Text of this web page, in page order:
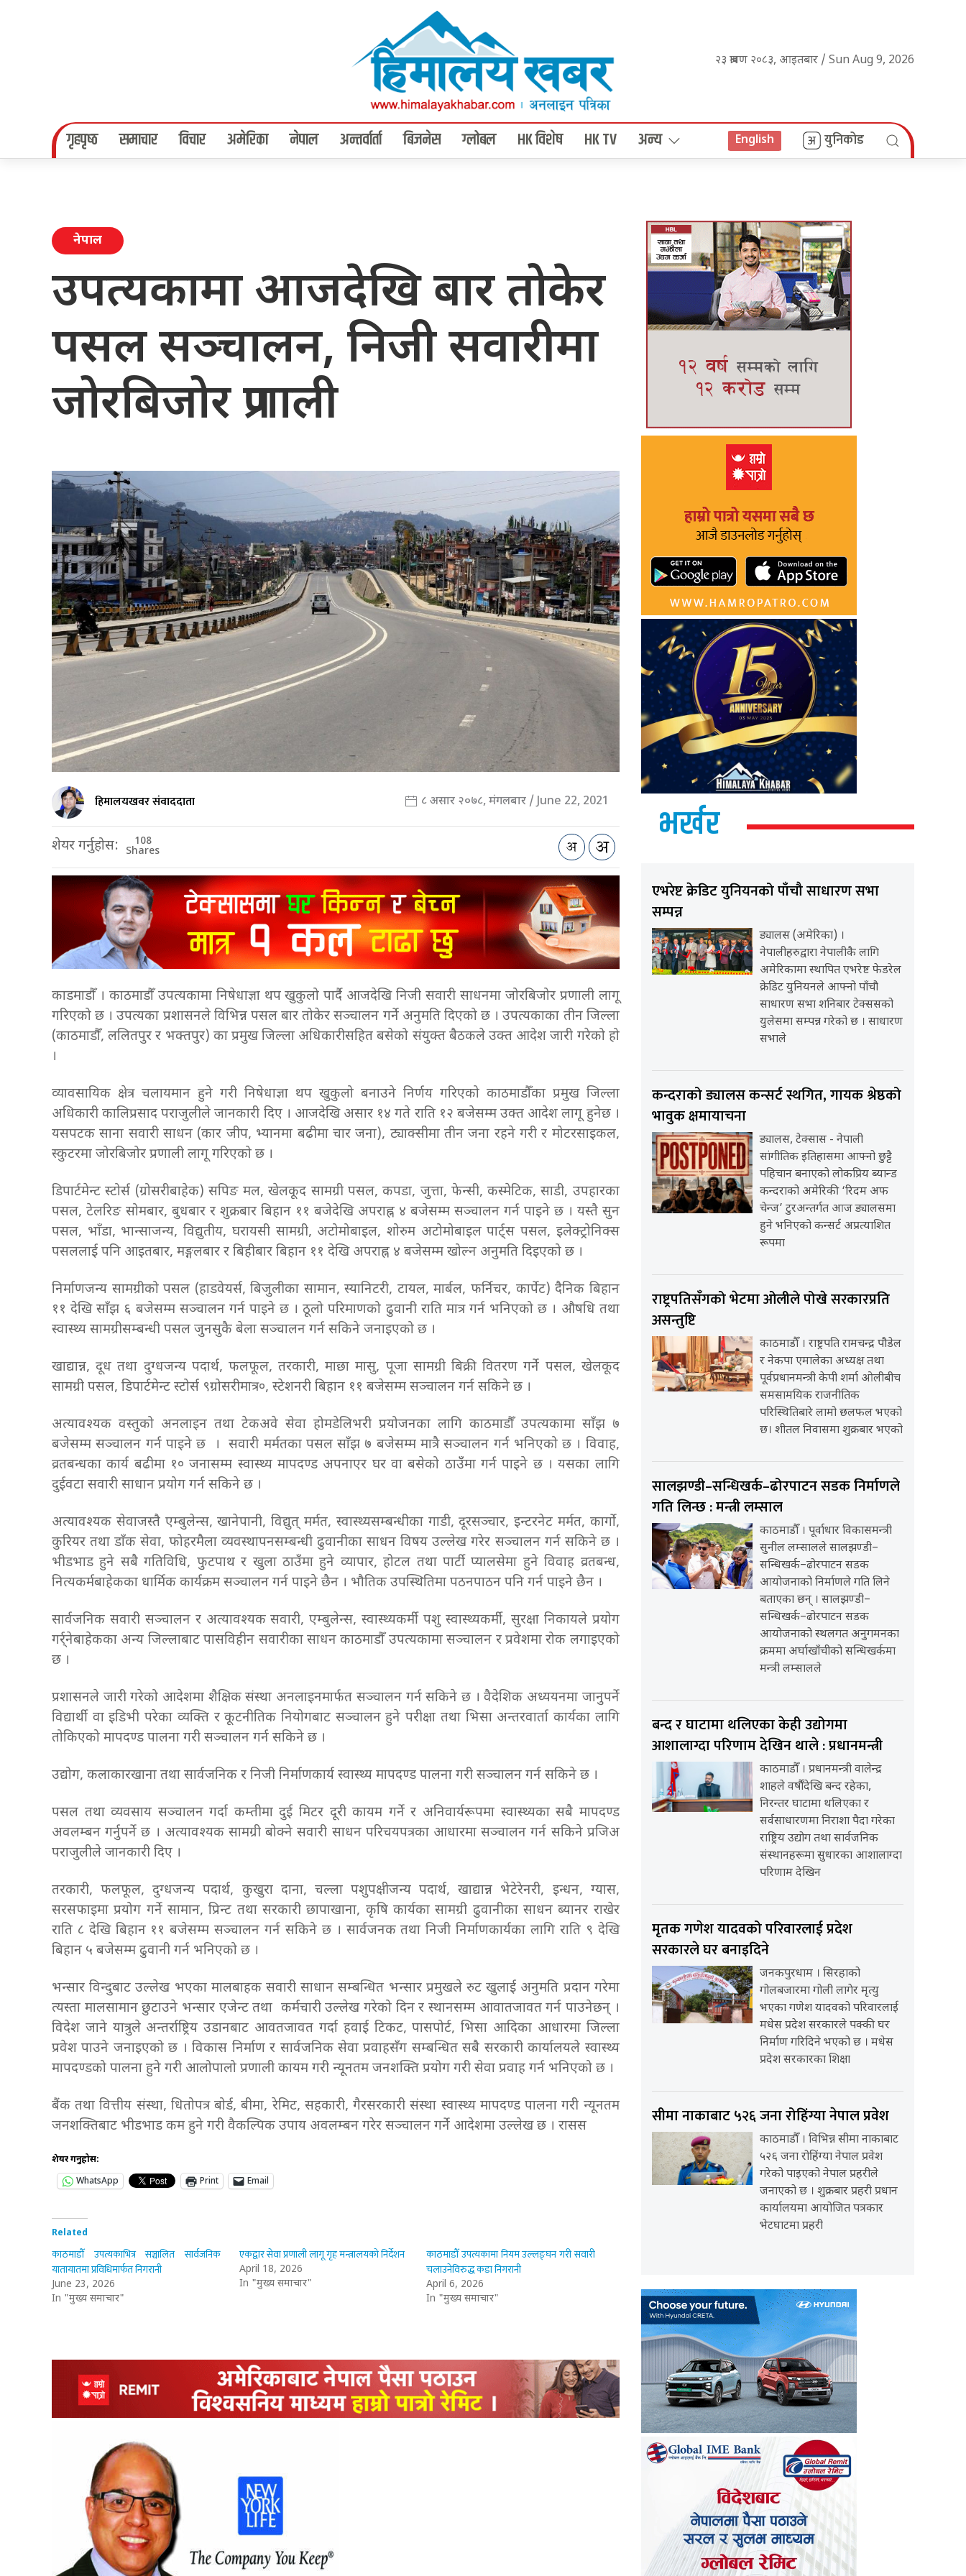
२३ श्रावण २०८३, आइतबार / Sun Aug 9, 2026
गृहपृष्‍ठ समाचार विचार अमेरिका नेपाल अन्तर्वार्ता बिजनेस ग्लोबल HK विशेष HK TV अन्य English युनिकोड
नेपाल
उपत्यकामा आजदेखि बार तोकेर
पसल सञ्चालन, निजी सवारीमा
जोरबिजोर प्रणाली
हिमालयखवर संवाददाता ८ असार २०७८, मंगलबार / June 22, 2021
शेयर गर्नुहोस: 108
Shares
काडमाडौँ । काठमाडौँ उपत्यकामा निषेधाज्ञा थप खुकुलो पार्दै आजदेखि निजी सवारी साधनमा जोरबिजोर प्रणाली लागू
गरिएको छ । उपत्यका प्रशासनले विभिन्न पसल बार तोकेर सञ्चालन गर्ने अनुमति दिएको छ । उपत्यकाका तीन जिल्ला
(काठमाडौँ, ललितपुर र भक्तपुर) का प्रमुख जिल्ला अधिकारीसहित बसेको संयुक्त बैठकले उक्त आदेश जारी गरेको हो
।
व्यावसायिक क्षेत्र चलायमान हुने गरी निषेधाज्ञा थप खुकुलो बनाउने निर्णय गरिएको काठमाडौँका प्रमुख जिल्ला
अधिकारी कालिप्रसाद पराजुलीले जानकारी दिए । आजदेखि असार १४ गते राति १२ बजेसम्म उक्त आदेश लागू हुनेछ ।
यसपटक साना सवारी साधन (कार जीप, भ्यानमा बढीमा चार जना), ट्याक्सीमा तीन जना रहने गरी र मोटरसाइकल,
स्कुटरमा जोरबिजोर प्रणाली लागू गरिएको छ ।
डिपार्टमेन्ट स्टोर्स (ग्रोसरीबाहेक) सपिङ मल, खेलकूद सामग्री पसल, कपडा, जुत्ता, फेन्सी, कस्मेटिक, साडी, उपहारका
पसल, टेलरिङ सोमबार, बुधबार र शुक्रबार बिहान ११ बजेदेखि अपराह्न ४ बजेसम्म सञ्चालन गर्न पाइने छ । यस्तै सुन
पसल, भाँडा, भान्साजन्य, विद्युतीय, घरायसी सामग्री, अटोमोबाइल, शोरुम अटोमोबाइल पार्ट्स पसल, इलेक्ट्रोनिक्स
पसललाई पनि आइतबार, मङ्गलबार र बिहीबार बिहान ११ देखि अपराह्न ४ बजेसम्म खोल्न अनुमति दिइएको छ ।
निर्माणजन्य सामग्रीको पसल (हाडवेयर्स, बिजुलीका सामान, स्यानिटरी, टायल, मार्बल, फर्निचर, कार्पेट) दैनिक बिहान
११ देखि साँझ ६ बजेसम्म सञ्चालन गर्न पाइने छ । ठूलो परिमाणको ढुवानी राति मात्र गर्न भनिएको छ । औषधि तथा
स्वास्थ्य सामग्रीसम्बन्धी पसल जुनसुकै बेला सञ्चालन गर्न सकिने जनाइएको छ ।
खाद्यान्न, दूध तथा दुग्धजन्य पदार्थ, फलफूल, तरकारी, माछा मासु, पूजा सामग्री बिक्री वितरण गर्ने पसल, खेलकूद
सामग्री पसल, डिपार्टमेन्ट स्टोर्स ९ग्रोसरीमात्र०, स्टेशनरी बिहान ११ बजेसम्म सञ्चालन गर्न सकिने छ ।
अत्यावश्यक वस्तुको अनलाइन तथा टेकअवे सेवा होमडेलिभरी प्रयोजनका लागि काठमाडौँ उपत्यकामा साँझ ७
बजेसम्म सञ्चालन गर्न पाइने छ । सवारी मर्मतका पसल साँझ ७ बजेसम्म मात्रै सञ्चालन गर्न भनिएको छ । विवाह,
व्रतबन्धका कार्य बढीमा १० जनासम्म स्वास्थ्य मापदण्ड अपनाएर घर वा बसेको ठाउँँमा गर्न पाइने छ । यसका लागि
दुईवटा सवारी साधान प्रयोग गर्न सकिने छ ।
अत्यावश्यक सेवाजस्तै एम्बुलेन्स, खानेपानी, विद्युत् मर्मत, स्वास्थ्यसम्बन्धीका गाडी, दूरसञ्चार, इन्टरनेट मर्मत, कार्गो,
कुरियर तथा डाँक सेवा, फोहरमैला व्यवस्थापनसम्बन्धी ढुवानीका साधन विषय उल्लेख गरेर सञ्चालन गर्न सकिने छ ।
भीडभाड हुने सबै गतिविधि, फुटपाथ र खुला ठाउँमा हुने व्यापार, होटल तथा पार्टी प्यालसेमा हुने विवाह व्रतबन्ध,
नित्यकर्मबाहेकका धार्मिक कार्यक्रम सञ्चालन गर्न पाइने छैन । भौतिक उपस्थितिमा पठनपाठन पनि गर्न पाइने छैन ।
सार्वजनिक सवारी सञ्चालन र अत्यावश्यक सवारी, एम्बुलेन्स, स्वास्थ्यकर्मी पशु स्वास्थ्यकर्मी, सुरक्षा निकायले प्रयोग
गर्र्नेबाहेकका अन्य जिल्लाबाट पासविहीन सवारीका साधन काठमाडौँ उपत्यकामा सञ्चालन र प्रवेशमा रोक लगाइएको
छ ।
प्रशासनले जारी गरेको आदेशमा शैक्षिक संस्था अनलाइनमार्फत सञ्चालन गर्न सकिने छ । वैदेशिक अध्ययनमा जानुपर्ने
विद्यार्थी वा इडिभी परेका व्यक्ति र कूटनीतिक नियोगबाट सञ्चालन हुने परीक्षा तथा भिसा अन्तरवार्ता कार्यका लागि
तोकिएको मापदण्ड पालना गरी सञ्चालन गर्न सकिने छ ।
उद्योग, कलाकारखाना तथा सार्वजनिक र निजी निर्माणकार्य स्वास्थ्य मापदण्ड पालना गरी सञ्चालन गर्न सकिने छ ।
पसल तथा व्यवसाय सञ्चालन गर्दा कम्तीमा दुई मिटर दूरी कायम गर्ने र अनिवार्यरूपमा स्वास्थ्यका सबै मापदण्ड
अवलम्बन गर्नुपर्ने छ । अत्यावश्यक सामग्री बोक्ने सवारी साधन परिचयपत्रका आधारमा सञ्चालन गर्न सकिने प्रजिअ
पराजुलीले जानकारी दिए ।
तरकारी, फलफूल, दुग्धजन्य पदार्थ, कुखुरा दाना, चल्ला पशुपक्षीजन्य पदार्थ, खाद्यान्न भेटेरेनरी, इन्धन, ग्यास,
सरसफाइमा प्रयोग गर्ने सामान, प्रिन्ट तथा सरकारी छापाखाना, कृषि कार्यका सामग्री ढुवानीका साधन ब्यानर राखेर
राति ८ देखि बिहान ११ बजेसम्म सञ्चालन गर्न सकिने छ । सार्वजनक तथा निजी निर्माणकार्यका लागि राति ९ देखि
बिहान ५ बजेसम्म ढुवानी गर्न भनिएको छ ।
भन्सार विन्दुबाट उल्लेख भएका मालबाहक सवारी साधान सम्बन्धित भन्सार प्रमुखले रुट खुलाई अनुमति प्रदान गरेमा
त्यस्ता मालसामान छुटाउने भन्सार एजेन्ट तथा कर्मचारी उल्लेख गरेको दिन र स्थानसम्म आवातजावत गर्न पाउनेछन् ।
विदेश जाने यात्रुले अन्तर्राष्ट्रिय उडानबाट आवतजावत गर्दा हवाई टिकट, पासपोर्ट, भिसा आदिका आधारमा जिल्ला
प्रवेश पाउने जनाइएको छ । विकास निर्माण र सार्वजनिक सेवा प्रवाहसँग सम्बन्धित सबै सरकारी कार्यालयले स्वास्थ्य
मापदण्डको पालना हुने गरी आलोपालो प्रणाली कायम गरी न्यूनतम जनशक्ति प्रयोग गरी सेवा प्रवाह गर्न भनिएको छ ।
बैंक तथा वित्तीय संस्था, धितोपत्र बोर्ड, बीमा, रेमिट, सहकारी, गैरसरकारी संस्था स्वास्थ्य मापदण्ड पालना गरी न्यूनतम
जनशक्तिबाट भीडभाड कम हुने गरी वैकल्पिक उपाय अवलम्बन गरेर सञ्चालन गर्ने आदेशमा उल्लेख छ । रासस
शेयर गर्नुहोस:
WhatsApp
Print Email
Related
काठमाडौँ उपत्यकाभित्र सञ्चालित सार्वजनिक
यातायातमा प्रविधिमार्फत निगरानी
June 23, 2026
In "मुख्य समाचार"
एकद्वार सेवा प्रणाली लागू गृह मन्त्रालयको निर्देशन
April 18, 2026
In "मुख्य समाचार"
काठमाडौँ उपत्यकामा नियम उल्लङ्घन गरी सवारी
चलाउनेविरुद्ध कडा निगरानी
April 6, 2026
In "मुख्य समाचार"
भर्खर
एभरेष्ट क्रेडिट युनियनको पाँचौ साधारण सभा
सम्पन्न
ड्यालस (अमेरिका) ।
नेपालीहरुद्वारा नेपालीकै लागि
अमेरिकामा स्थापित एभरेष्ट फेडरेल
क्रेडिट युनियनले आफ्नो पाँचौ
साधारण सभा शनिबार टेक्ससको
युलेसमा सम्पन्न गरेको छ । साधारण
सभाले
कन्दराको ड्यालस कन्सर्ट स्थगित, गायक श्रेष्ठको
भावुक क्षमायाचना
ड्यालस, टेक्सास - नेपाली
सांगीतिक इतिहासमा आफ्नो छुट्टै
पहिचान बनाएको लोकप्रिय ब्यान्ड
कन्दराको अमेरिकी ‘रिदम अफ
चेन्ज’ टुरअन्तर्गत आज ड्यालसमा
हुने भनिएको कन्सर्ट अप्रत्याशित
रूपमा
राष्ट्रपतिसँगको भेटमा ओलीले पोखे सरकारप्रति
असन्तुष्टि
काठमाडौँ । राष्ट्रपति रामचन्द्र पौडेल
र नेकपा एमालेका अध्यक्ष तथा
पूर्वप्रधानमन्त्री केपी शर्मा ओलीबीच
समसामयिक राजनीतिक
परिस्थितिबारे लामो छलफल भएको
छ। शीतल निवासमा शुक्रबार भएको
सालझण्डी–सन्धिखर्क–ढोरपाटन सडक निर्माणले
गति लिन्छ : मन्त्री लम्साल
काठमाडौँ । पूर्वाधार विकासमन्त्री
सुनील लम्सालले सालझण्डी–
सन्धिखर्क–ढोरपाटन सडक
आयोजनाको निर्माणले गति लिने
बताएका छन् । सालझण्डी–
सन्धिखर्क–ढोरपाटन सडक
आयोजनाको स्थलगत अनुगमनका
क्रममा अर्घाखाँचीको सन्धिखर्कमा
मन्त्री लम्सालले
बन्द र घाटामा थलिएका केही उद्योगमा
आशालाग्दा परिणाम देखिन थाले : प्रधानमन्त्री
काठमाडौँ । प्रधानमन्त्री वालेन्द्र
शाहले वर्षौंदेखि बन्द रहेका,
निरन्तर घाटामा थलिएका र
सर्वसाधारणमा निराशा पैदा गरेका
राष्ट्रिय उद्योग तथा सार्वजनिक
संस्थानहरूमा सुधारका आशालाग्दा
परिणाम देखिन
मृतक गणेश यादवको परिवारलाई प्रदेश
सरकारले घर बनाइदिने
जनकपुरधाम । सिरहाको
गोलबजारमा गोली लागेर मृत्यु
भएका गणेश यादवको परिवारलाई
मधेस प्रदेश सरकारले पक्की घर
निर्माण गरिदिने भएको छ । मधेस
प्रदेश सरकारका शिक्षा
सीमा नाकाबाट ५२६ जना रोहिंग्या नेपाल प्रवेश
काठमाडौँ । विभिन्न सीमा नाकाबाट
५२६ जना रोहिंग्या नेपाल प्रवेश
गरेको पाइएको नेपाल प्रहरीले
जनाएको छ । शुक्रबार प्रहरी प्रधान
कार्यालयमा आयोजित पत्रकार
भेटघाटमा प्रहरी